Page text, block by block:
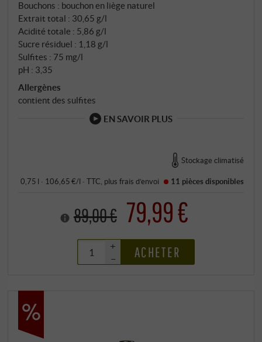
Bouchons : bouchon en liège naturel
Extrait total : 30,65 g/l
Acidité totale : 5,86 g/l
Sucre résiduel : 1,18 g/l
Sulfites : 75 mg/l
pH : 3,35
Allergènes
contient des sulfites
EN SAVOIR PLUS
Stockage climatisé
0,75 l · 106,65 €/l ·TTC, plusfrais d’envoi 11 pièces disponibles
89,00 € 79,99 €
+
–
ACHETER